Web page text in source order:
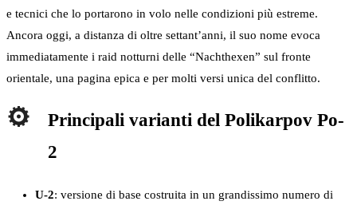
e tecnici che lo portarono in volo nelle condizioni più estreme.
Ancora oggi, a distanza di oltre settant’anni, il suo nome evoca
immediatamente i raid notturni delle “Nachthexen” sul fronte
orientale, una pagina epica e per molti versi unica del conflitto.
Principali varianti del Polikarpov Po-
2
U-2: versione di base costruita in un grandissimo numero di